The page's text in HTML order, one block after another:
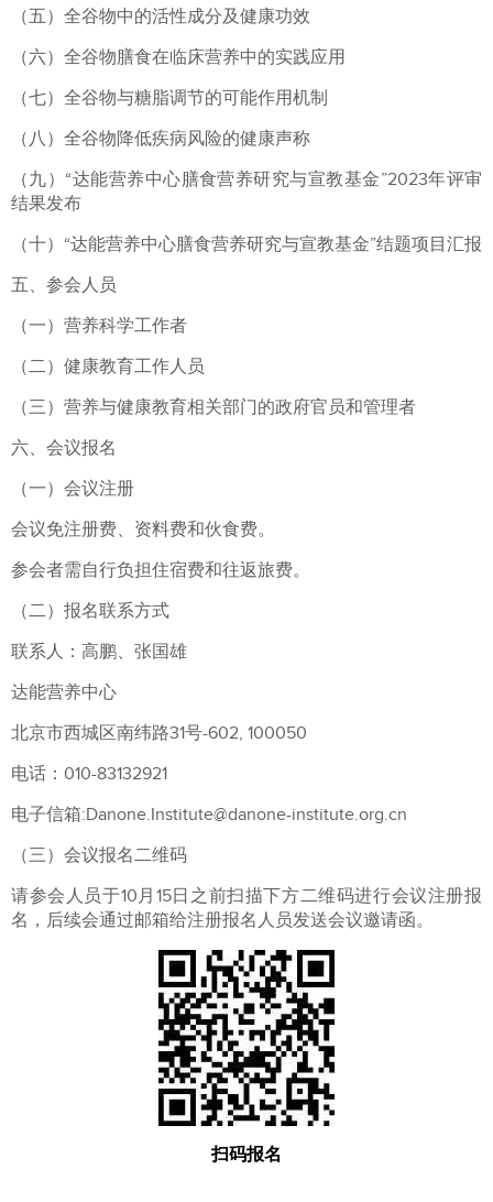
（五）全谷物中的活性成分及健康功效
（六）全谷物膳食在临床营养中的实践应用
（七）全谷物与糖脂调节的可能作用机制
（八）全谷物降低疾病风险的健康声称
（九）“达能营养中心膳食营养研究与宣教基金”2023年评审
结果发布
（十）“达能营养中心膳食营养研究与宣教基金”结题项目汇报
五、参会人员
（一）营养科学工作者
（二）健康教育工作人员
（三）营养与健康教育相关部门的政府官员和管理者
六、会议报名
（一）会议注册
会议免注册费、资料费和伙食费。
参会者需自行负担住宿费和往返旅费。
（二）报名联系方式
联系人：高鹏、张国雄
达能营养中心
北京市西城区南纬路31号-602, 100050
电话：010-83132921
电子信箱:Danone.Institute@danone-institute.org.cn
（三）会议报名二维码
请参会人员于10月15日之前扫描下方二维码进行会议注册报
名，后续会通过邮箱给注册报名人员发送会议邀请函。
扫码报名